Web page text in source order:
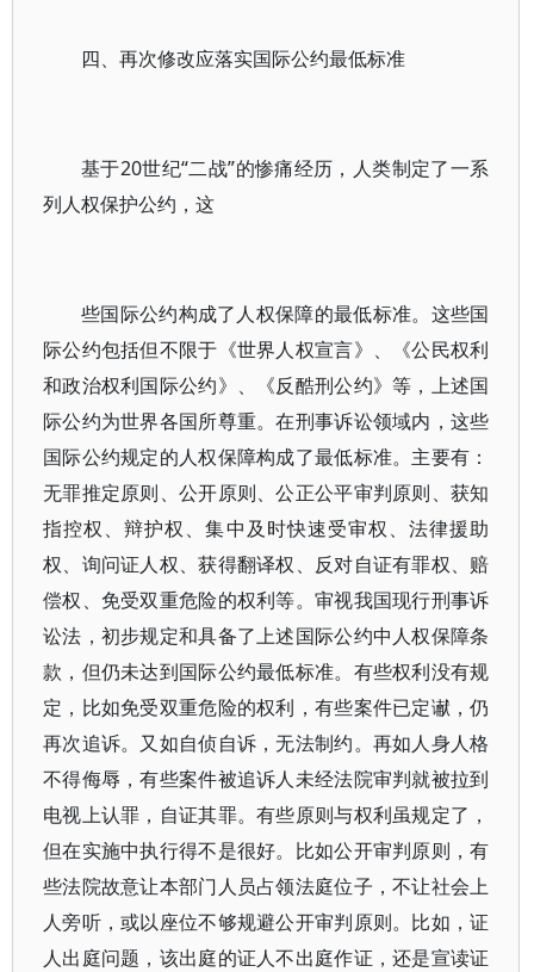
四、再次修改应落实国际公约最低标准
基于20世纪“二战”的惨痛经历，人类制定了一系
列人权保护公约，这
些国际公约构成了人权保障的最低标准。这些国
际公约包括但不限于《世界人权宣言》、《公民权利
和政治权利国际公约》、《反酷刑公约》等，上述国
际公约为世界各国所尊重。在刑事诉讼领域内，这些
国际公约规定的人权保障构成了最低标准。主要有：
无罪推定原则、公开原则、公正公平审判原则、获知
指控权、辩护权、集中及时快速受审权、法律援助
权、询问证人权、获得翻译权、反对自证有罪权、赔
偿权、免受双重危险的权利等。审视我国现行刑事诉
讼法，初步规定和具备了上述国际公约中人权保障条
款，但仍未达到国际公约最低标准。有些权利没有规
定，比如免受双重危险的权利，有些案件已定谳，仍
再次追诉。又如自侦自诉，无法制约。再如人身人格
不得侮辱，有些案件被追诉人未经法院审判就被拉到
电视上认罪，自证其罪。有些原则与权利虽规定了，
但在实施中执行得不是很好。比如公开审判原则，有
些法院故意让本部门人员占领法庭位子，不让社会上
人旁听，或以座位不够规避公开审判原则。比如，证
人出庭问题，该出庭的证人不出庭作证，还是宣读证